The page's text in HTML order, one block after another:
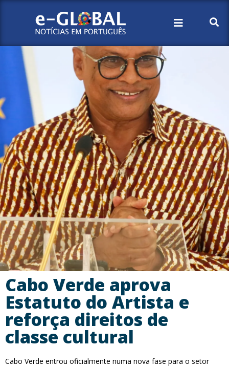
Cabo Verde aprova
Estatuto do Artista e
reforça direitos de
classe cultural
Cabo Verde entrou oficialmente numa nova fase para o setor